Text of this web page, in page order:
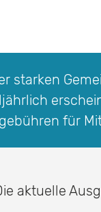
starken
für
aktuelle